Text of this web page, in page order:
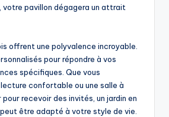
votre pavillon dégagera un attrait
offrent une polyvalence incroyable.
pour répondre à vos
spécifiques. Que vous
confortable ou une salle à
pour recevoir des invités, un jardin en
être adapté à votre style de vie.